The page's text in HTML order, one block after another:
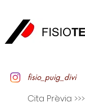
fisio_puig_divi
Cita Prèvia >>>